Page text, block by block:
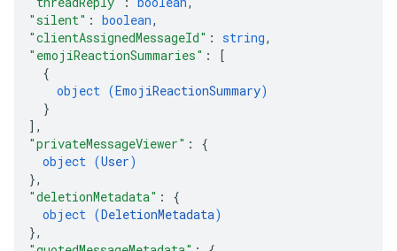
"silent" : boolean,
"clientAssignedMessageId" : string,
"emojiReactionSummaries" :
[
{
object (EmojiReactionSummary)
}
] ,
"privateMessageViewer" : {
object (User)
},
"deletionMetadata" : {
object (DeletionMetadata)
},